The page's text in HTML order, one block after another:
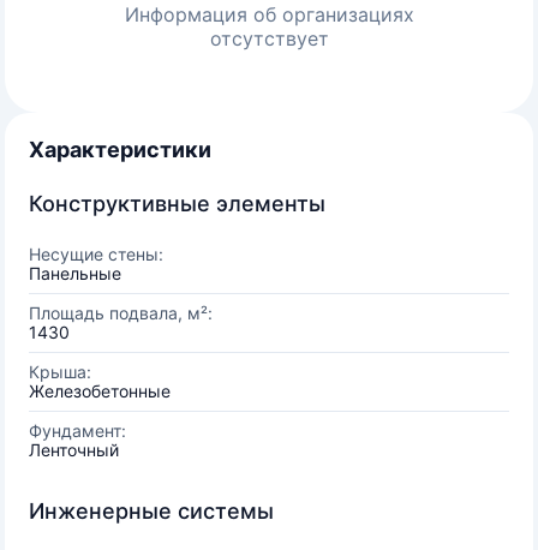
Информация об организациях
отсутствует
Характеристики
Конструктивные элементы
Несущие стены:
Панельные
Площадь подвала, м²:
1430
Крыша:
Железобетонные
Фундамент:
Ленточный
Инженерные системы